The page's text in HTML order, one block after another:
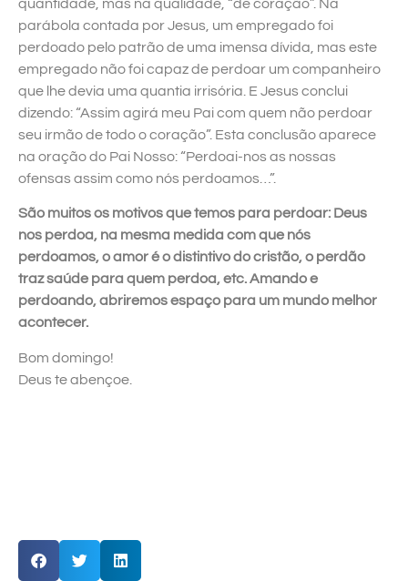
quantidade, mas na qualidade, “de coração”. Na
parábola contada por Jesus, um empregado foi
perdoado pelo patrão de uma imensa dívida, mas este
empregado não foi capaz de perdoar um companheiro
que lhe devia uma quantia irrisória. E Jesus conclui
dizendo: “Assim agirá meu Pai com quem não perdoar
seu irmão de todo o coração”. Esta conclusão aparece
na oração do Pai Nosso: “Perdoai-nos as nossas
ofensas assim como nós perdoamos…”.
São muitos os motivos que temos para perdoar: Deus
nos perdoa, na mesma medida com que nós
perdoamos, o amor é o distintivo do cristão, o perdão
traz saúde para quem perdoa, etc. Amando e
perdoando, abriremos espaço para um mundo melhor
acontecer.
Bom domingo!
Deus te abençoe.